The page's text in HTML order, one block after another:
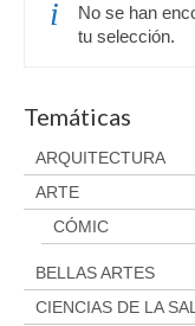
Publicar con
Información
Ayuda
Contacto
Aviso legal
Condiciones
Política de
No se han
tu selección.
Temáticas
ARQUITECTURA
ARTE
CÓMIC
BELLAS ARTES
CIENCIAS DE LA